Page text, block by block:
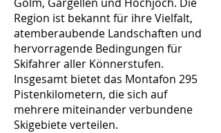
Region ist bekannt für ihre Vielfalt,
atemberaubende Landschaften und
hervorragende Bedingungen für
Skifahrer aller Könnerstufen.
Insgesamt bietet das Montafon 295
Pistenkilometern, die sich auf
mehrere miteinander verbundene
Skigebiete verteilen.